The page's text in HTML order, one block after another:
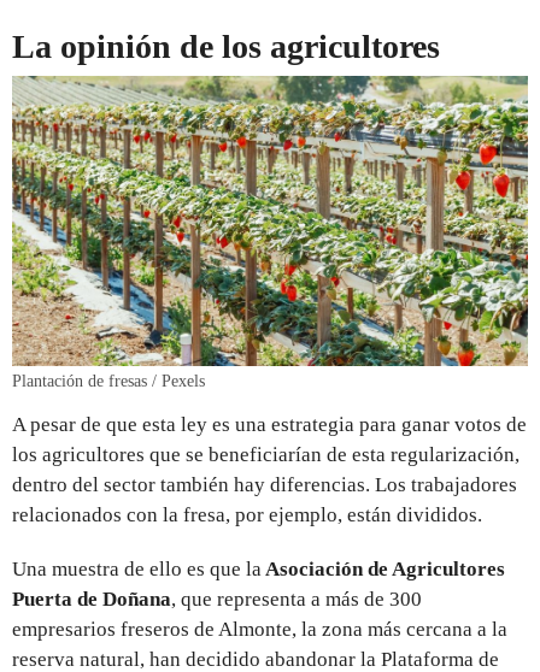
La opinión de los agricultores
Plantación de fresas / Pexels
A pesar de que esta ley es una estrategia para ganar votos de
los agricultores que se beneficiarían de esta regularización,
dentro del sector también hay diferencias. Los trabajadores
relacionados con la fresa, por ejemplo, están divididos.
Una muestra de ello es que la Asociación de Agricultores
Puerta de Doñana, que representa a más de 300
empresarios freseros de Almonte, la zona más cercana a la
reserva natural, han decidido abandonar la Plataforma de